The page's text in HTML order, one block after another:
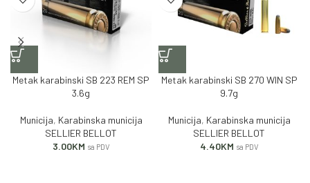
Metak karabinski SB 223 REM SP
3.6g
Municija, Karabinska municija
SELLIER BELLOT
3.00KM sa PDV
Metak karabinski SB 270 WIN SP
9.7g
Municija, Karabinska municija
SELLIER BELLOT
4.40KM sa PDV